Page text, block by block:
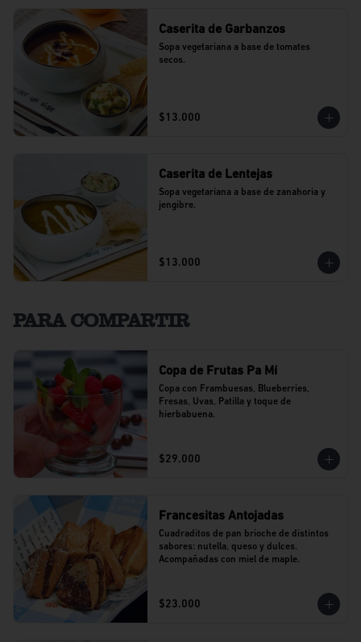
Caserita de Garbanzos
Sopa vegetariana a base de tomates
secos.
$13.000
Caserita de Lentejas
Sopa vegetariana a base de zanahoria y
jengibre.
$13.000
PARA COMPARTIR
Copa de Frutas Pa Mí
Copa con Frambuesas, Blueberries,
Fresas, Uvas, Patilla y toque de
hierbabuena.
$29.000
Francesitas Antojadas
Cuadraditos de pan brioche de distintos
sabores: nutella, queso y dulces.
Acompañadas con miel de maple.
$23.000